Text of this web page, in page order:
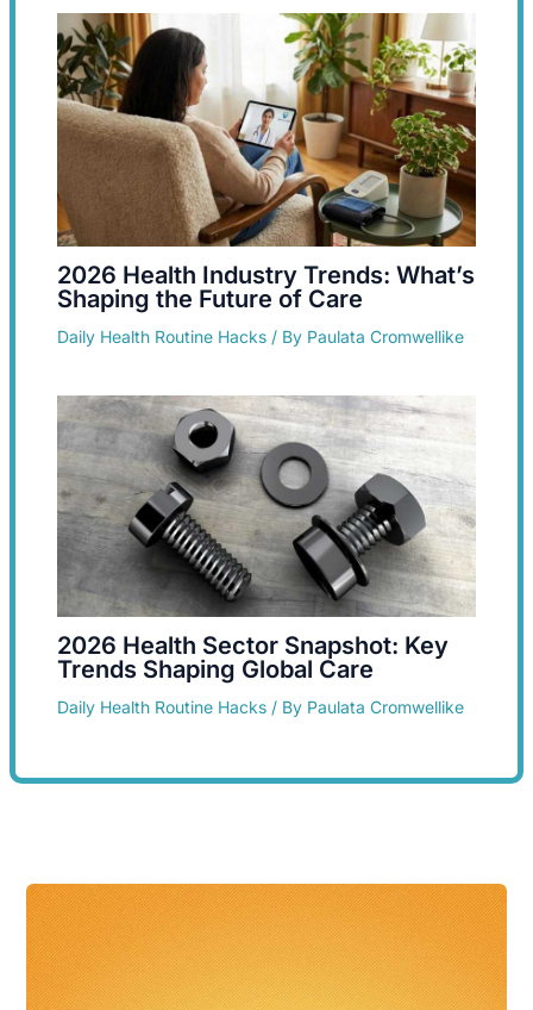
2026 Health Industry Trends: What’s
Shaping the Future of Care
Daily Health Routine Hacks/ By Paulata Cromwellike
2026 Health Sector Snapshot: Key
Trends Shaping Global Care
Daily Health Routine Hacks/ By Paulata Cromwellike